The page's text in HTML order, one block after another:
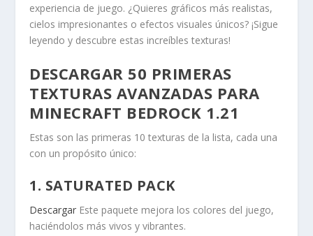
experiencia de juego. ¿Quieres gráficos más realistas,
cielos impresionantes o efectos visuales únicos? ¡Sigue
leyendo y descubre estas increíbles texturas!
DESCARGAR 50 PRIMERAS
TEXTURAS AVANZADAS PARA
MINECRAFT BEDROCK 1.21
Estas son las primeras 10 texturas de la lista, cada una
con un propósito único:
1. SATURATED PACK
Descargar Este paquete mejora los colores del juego,
haciéndolos más vivos y vibrantes.